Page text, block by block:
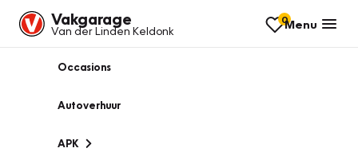
Vakgarage
Van der Linden Keldonk
0Menu
Occasions
Autoverhuur
APK